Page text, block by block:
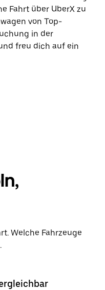
Fahrt über UberX zu
von Top-
in der
freu dich auf ein
Welche Fahrzeuge